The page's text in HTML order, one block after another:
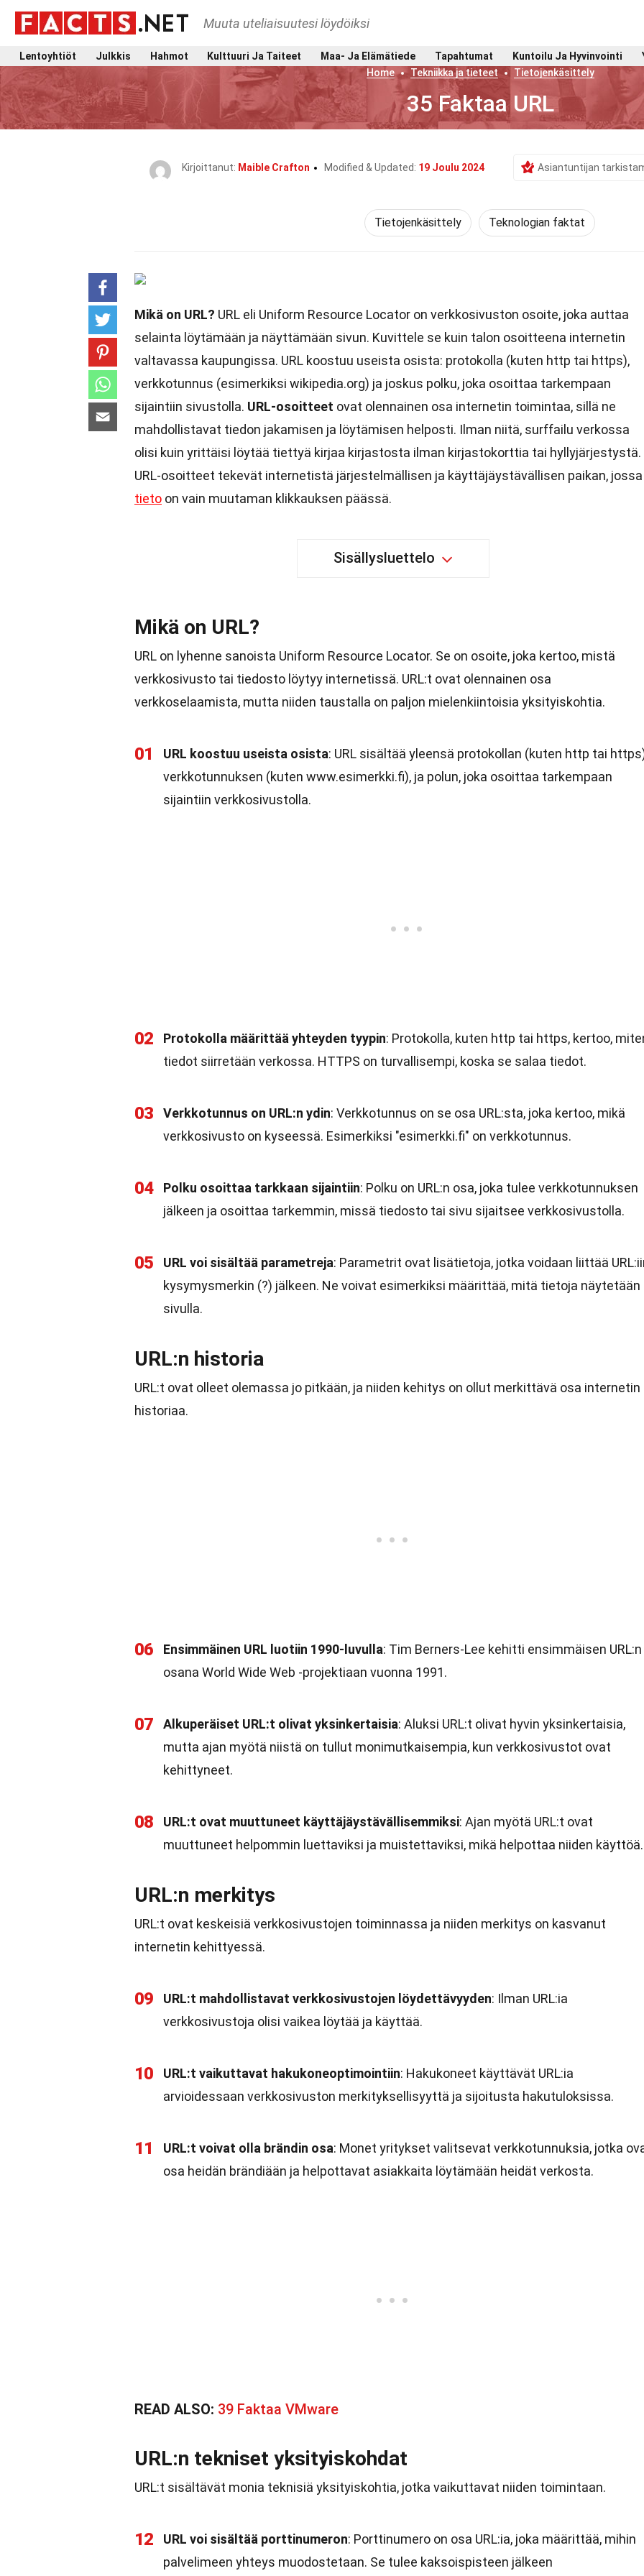
Muuta uteliaisuutesi löydöiksi
Lentoyhtiöt Julkkis Hahmot Kulttuuri Ja Taiteet Maa- Ja Elämätiede Tapahtumat Kuntoilu Ja Hyvinvointi
Home
Tekniikka ja tieteet Tietojenkäsittely
35 Faktaa URL
Kirjoittanut: Maible Crafton Modified & Updated: 19 Joulu 2024 Asiantuntijan
Tietojenkäsittely Teknologian faktat
Mikä on URL? URL eli Uniform Resource Locator on verkkosivuston osoite, joka auttaa
selainta löytämään ja näyttämään sivun. Kuvittele se kuin talon osoitteena internetin
valtavassa kaupungissa. URL koostuu useista osista: protokolla (kuten http tai https),
verkkotunnus (esimerkiksi wikipedia.org) ja joskus polku, joka osoittaa tarkempaan
sijaintiin sivustolla. URL-osoitteet ovat olennainen osa internetin toimintaa, sillä ne
mahdollistavat tiedon jakamisen ja löytämisen helposti. Ilman niitä, surffailu verkossa
olisi kuin yrittäisi löytää tiettyä kirjaa kirjastosta ilman kirjastokorttia tai hyllyjärjestystä.
URL-osoitteet tekevät internetistä järjestelmällisen ja käyttäjäystävällisen paikan, jossa
tieto on vain muutaman klikkauksen päässä.
Sisällysluettelo
Mikä on URL?
URL on lyhenne sanoista Uniform Resource Locator. Se on osoite, joka kertoo, mistä
verkkosivusto tai tiedosto löytyy internetissä. URL:t ovat olennainen osa
verkkoselaamista, mutta niiden taustalla on paljon mielenkiintoisia yksityiskohtia.
01 URL koostuu useista osista: URL sisältää yleensä protokollan (kuten http tai
verkkotunnuksen (kuten www.esimerkki.fi), ja polun, joka osoittaa tarkempaan
sijaintiin verkkosivustolla.
02 Protokolla määrittää yhteyden tyypin: Protokolla, kuten http tai https, kertoo,
tiedot siirretään verkossa. HTTPS on turvallisempi, koska se salaa tiedot.
03 Verkkotunnus on URL:n ydin: Verkkotunnus on se osa URL:sta, joka kertoo, mikä
verkkosivusto on kyseessä. Esimerkiksi "esimerkki.fi" on verkkotunnus.
04 Polku osoittaa tarkkaan sijaintiin: Polku on URL:n osa, joka tulee verkkotunnuksen
jälkeen ja osoittaa tarkemmin, missä tiedosto tai sivu sijaitsee verkkosivustolla.
05 URL voi sisältää parametreja: Parametrit ovat lisätietoja, jotka voidaan liittää
kysymysmerkin (?) jälkeen. Ne voivat esimerkiksi määrittää, mitä tietoja näytetään
sivulla.
URL:n historia
URL:t ovat olleet olemassa jo pitkään, ja niiden kehitys on ollut merkittävä osa internetin
historiaa.
06 Ensimmäinen URL luotiin 1990-luvulla: Tim Berners-Lee kehitti ensimmäisen URL:n
osana World Wide Web -projektiaan vuonna 1991.
07 Alkuperäiset URL:t olivat yksinkertaisia: Aluksi URL:t olivat hyvin yksinkertaisia,
mutta ajan myötä niistä on tullut monimutkaisempia, kun verkkosivustot ovat
kehittyneet.
08 URL:t ovat muuttuneet käyttäjäystävällisemmiksi: Ajan myötä URL:t ovat
muuttuneet helpommin luettaviksi ja muistettaviksi, mikä helpottaa niiden käyttöä.
URL:n merkitys
URL:t ovat keskeisiä verkkosivustojen toiminnassa ja niiden merkitys on kasvanut
internetin kehittyessä.
09 URL:t mahdollistavat verkkosivustojen löydettävyyden: Ilman URL:ia
verkkosivustoja olisi vaikea löytää ja käyttää.
10 URL:t vaikuttavat hakukoneoptimointiin: Hakukoneet käyttävät URL:ia
arvioidessaan verkkosivuston merkityksellisyyttä ja sijoitusta hakutuloksissa.
11 URL:t voivat olla brändin osa: Monet yritykset valitsevat verkkotunnuksia, jotka
osa heidän brändiään ja helpottavat asiakkaita löytämään heidät verkosta.
READ ALSO: 39 Faktaa VMware
URL:n tekniset yksityiskohdat
URL:t sisältävät monia teknisiä yksityiskohtia, jotka vaikuttavat niiden toimintaan.
12 URL voi sisältää porttinumeron: Porttinumero on osa URL:ia, joka määrittää, mihin
palvelimeen yhteys muodostetaan. Se tulee kaksoispisteen jälkeen